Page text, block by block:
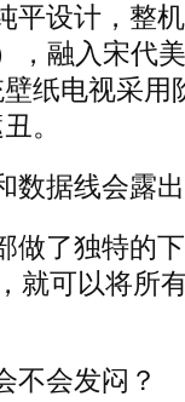
平设计，整
，融入宋代
纸电视采用
。
数据线会露
做了独特的
就可以将所
不会发闷？